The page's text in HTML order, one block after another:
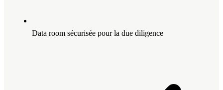
Data room sécurisée pour la due diligence